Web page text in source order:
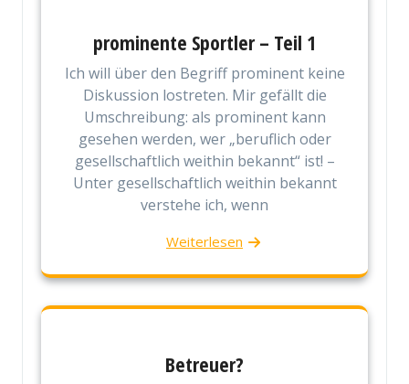
prominente Sportler – Teil 1
Ich will über den Begriff prominent keine
Diskussion lostreten. Mir gefällt die
Umschreibung: als prominent kann
gesehen werden, wer „beruflich oder
gesellschaftlich weithin bekannt“ ist! –
Unter gesellschaftlich weithin bekannt
verstehe ich, wenn
Weiterlesen
Betreuer?